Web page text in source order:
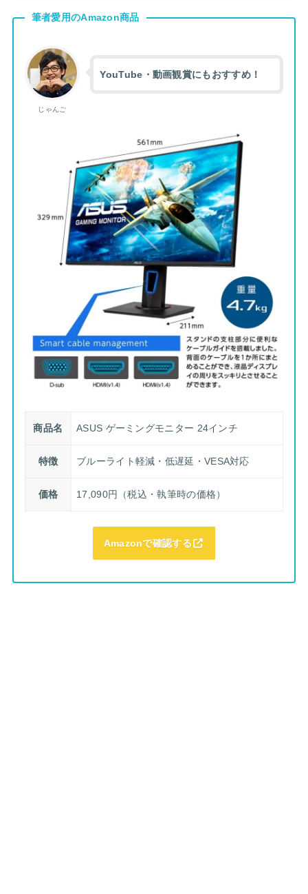
筆者愛用のAmazon商品
じゃんご
YouTube・動画観賞にもおすすめ！
商品名 ASUS ゲーミングモニター 24インチ
特徴 ブルーライト軽減・低遅延・VESA対応
価格 17,090円（税込・執筆時の価格）
Amazonで確認する